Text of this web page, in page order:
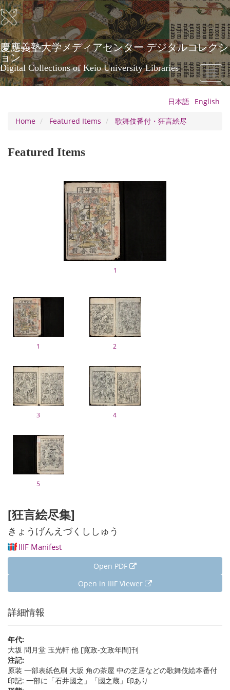
Skip
to
main
content
慶應義塾大学メディアセンター デジタルコレクシ
ョン
Digital Collections of Keio University Libraries
Toggle
日本語 English
Home
Featured Items 歌舞伎番付・狂言絵尽
Featured Items
1
1 2
3 4
5
[狂言絵尽集]
きょうげんえづくししゅう
IIIF Manifest
Open PDF
Open in IIIF Viewer
詳細情報
年代:
大坂 問月堂 玉光軒 他 [寛政-文政年間]刊
注記:
原装 一部表紙色刷 大坂 角の茶屋 中の芝居などの歌舞伎絵本番付
印記: 一部に「石井國之」「國之蔵」印あり